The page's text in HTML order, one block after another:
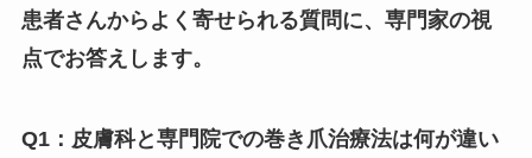
患者さんからよく寄せられる質問に、専門家の視
点でお答えします。
Q1：皮膚科と専門院での巻き爪治療法は何が違い